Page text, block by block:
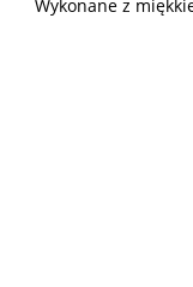
Wykonane z